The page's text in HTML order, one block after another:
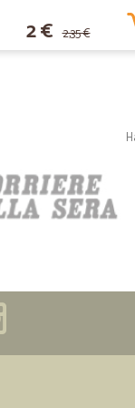
2 € 2,35 €